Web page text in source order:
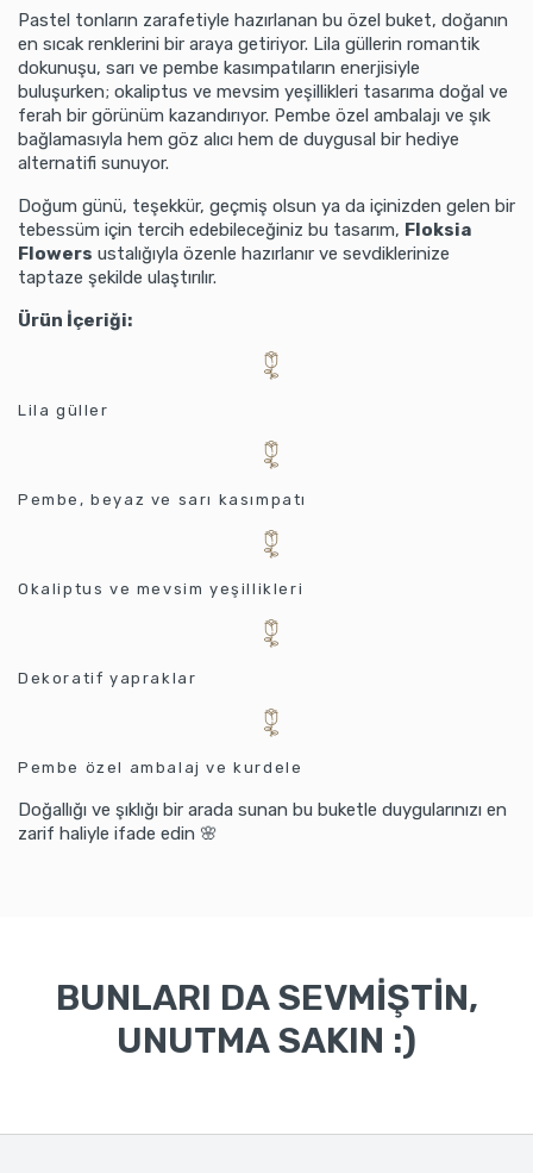
Pastel tonların zarafetiyle hazırlanan bu özel buket, doğanın
en sıcak renklerini bir araya getiriyor. Lila güllerin romantik
dokunuşu, sarı ve pembe kasımpatıların enerjisiyle
buluşurken; okaliptus ve mevsim yeşillikleri tasarıma doğal ve
ferah bir görünüm kazandırıyor. Pembe özel ambalajı ve şık
bağlamasıyla hem göz alıcı hem de duygusal bir hediye
alternatifi sunuyor.
Doğum günü, teşekkür, geçmiş olsun ya da içinizden gelen bir
tebessüm için tercih edebileceğiniz bu tasarım, Floksia
Flowers ustalığıyla özenle hazırlanır ve sevdiklerinize
taptaze şekilde ulaştırılır.
Ürün İçeriği:
Lila güller
Pembe, beyaz ve sarı kasımpatı
Okaliptus ve mevsim yeşillikleri
Dekoratif yapraklar
Pembe özel ambalaj ve kurdele
Doğallığı ve şıklığı bir arada sunan bu buketle duygularınızı en
zarif haliyle ifade edin 🌸
BUNLARI DA SEVMİŞTİN,
UNUTMA SAKIN :)